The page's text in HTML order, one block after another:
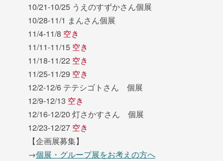
10/21-10/25 うえのすずかさん個展
10/28-11/1 まんさん個展
11/4-11/8 空き
11/11-11/15 空き
11/18-11/22 空き
11/25-11/29 空き
12/2-12/6 テテシゴトさん 個展
12/9-12/13 空き
12/16-12/20 灯さかすさん 個展
12/23-12/27 空き
【企画展募集】
→個展・グループ展をお考えの方へ